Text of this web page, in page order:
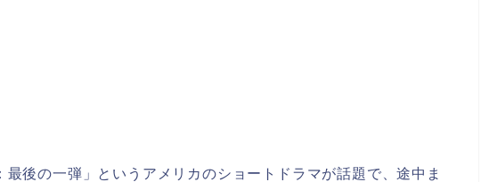
最後の一弾 」 というアメリカのショートドラマが話題で、途中ま